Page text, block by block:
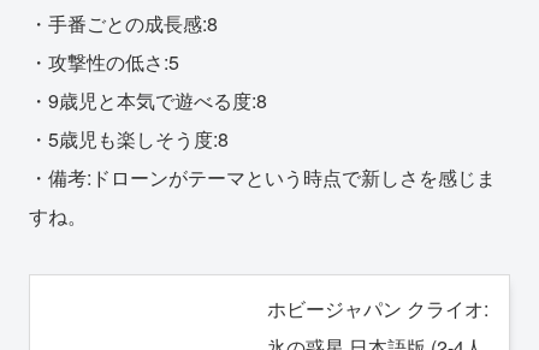
・手番ごとの成長感:8
・攻撃性の低さ:5
・9歳児と本気で遊べる度:8
・5歳児も楽しそう度:8
・備考:ドローンがテーマという時点で新しさを感じま
すね。
ホビージャパン クライオ: